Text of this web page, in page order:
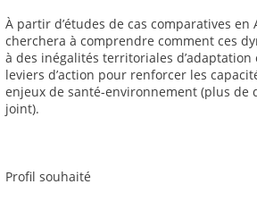
À partir d’études de cas comparatives en
cherchera à comprendre comment ces
à des inégalités territoriales
leviers d’action pour renforcer les
enjeux de santé-environnement (plus de
joint).
Profil souhaité